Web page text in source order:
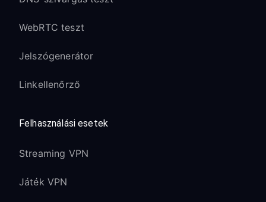
WebRTC teszt
Jelszógenerátor
Linkellenőrző
Felhasználási esetek
Streaming VPN
Játék VPN